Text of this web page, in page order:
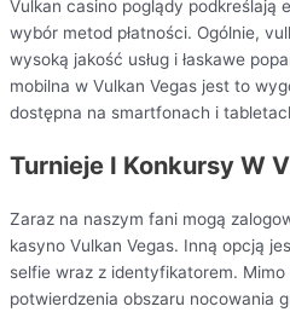
Vulkan casino poglądy podkreślają
wybór metod płatności. Ogólnie,
wysoką jakość usług i łaskawe
mobilna w Vulkan Vegas jest to
dostępna na smartfonach i
Turnieje I Konkursy W
Zaraz na naszym fani mogą
kasyno Vulkan Vegas. Inną opcją
selfie wraz z identyfikatorem.
potwierdzenia obszaru nocowania